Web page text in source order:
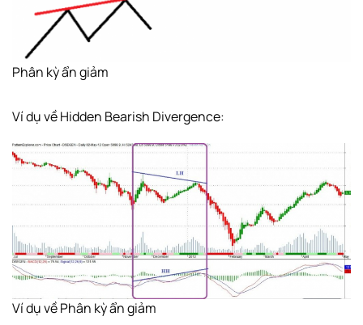
Phân kỳ ẩn giảm
Ví dụ về Hidden Bearish Divergence:
Ví dụ về Phân kỳ ẩn giảm